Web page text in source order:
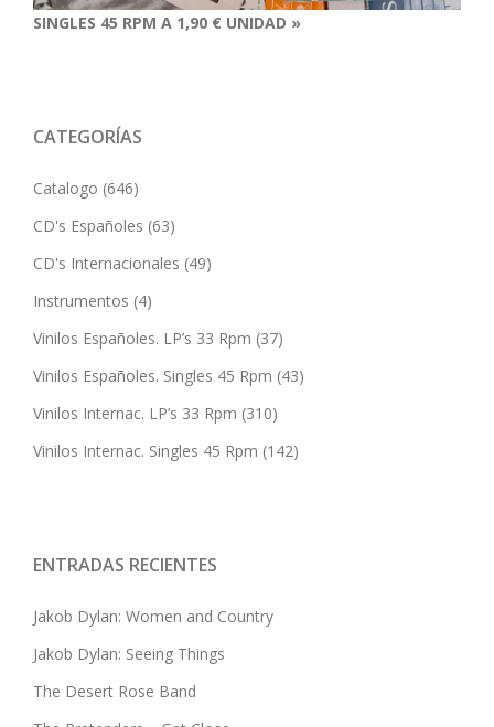
SINGLES 45 RPM A 1,90 € UNIDAD »
CATEGORÍAS
Catalogo (646)
CD's Españoles (63)
CD's Internacionales (49)
Instrumentos (4)
Vinilos Españoles. LP’s 33 Rpm (37)
Vinilos Españoles. Singles 45 Rpm (43)
Vinilos Internac. LP’s 33 Rpm (310)
Vinilos Internac. Singles 45 Rpm (142)
ENTRADAS RECIENTES
Jakob Dylan: Women and Country
Jakob Dylan: Seeing Things
The Desert Rose Band